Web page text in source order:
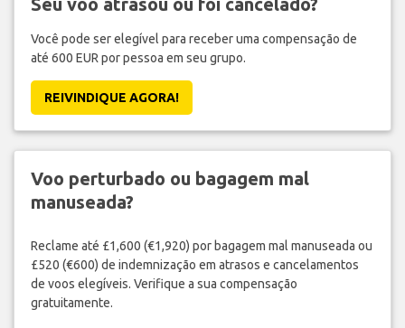
Você pode ser elegível para receber uma compensação de
até 600 EUR por pessoa em seu grupo.
REIVINDIQUE AGORA!
Voo perturbado ou bagagem mal
manuseada?
Reclame até £1,600 (€1,920) por bagagem mal manuseada ou
£520 (€600) de indemnização em atrasos e cancelamentos
de voos elegíveis. Verifique a sua compensação
gratuitamente.